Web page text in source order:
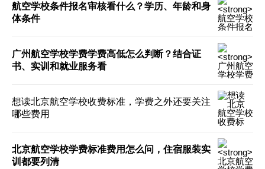
航空学校条件报名审核看什么？学历、年龄和身
体条件
广州航空学校学费学费高低怎么判断？结合证
书、实训和就业服务看
想读北京航空学校收费标准，学费之外还要关注
哪些费用
北京航空学校学费标准费用怎么问，住宿服装实
训都要列清